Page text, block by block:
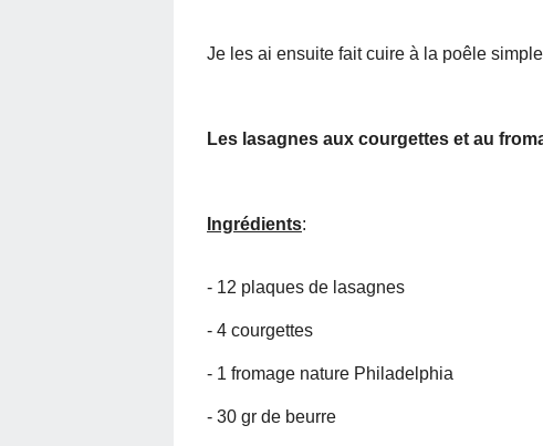
Je les ai ensuite fait cuire à la poêle
Les lasagnes aux courgettes et au
Ingrédients:
- 12 plaques de lasagnes
- 4 courgettes
- 1 fromage nature Philadelphia
- 30 gr de beurre